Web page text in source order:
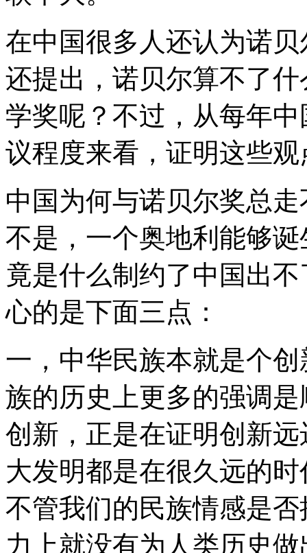
在中国很多人还认为诺
还提出，诺贝尔算不了
学奖呢？不过，从每年
议程度来看，证明这些
中国为何与诺贝尔奖总
不是，一个奥地利能够
竟是什么制约了中国出
心的是下面三点：
一，中华民族本就是个
族的历史上更多的强调
创新，正是在证明创新
大发明都是在很久远的
不管我们的民族情感是
力上就没有为人类历史